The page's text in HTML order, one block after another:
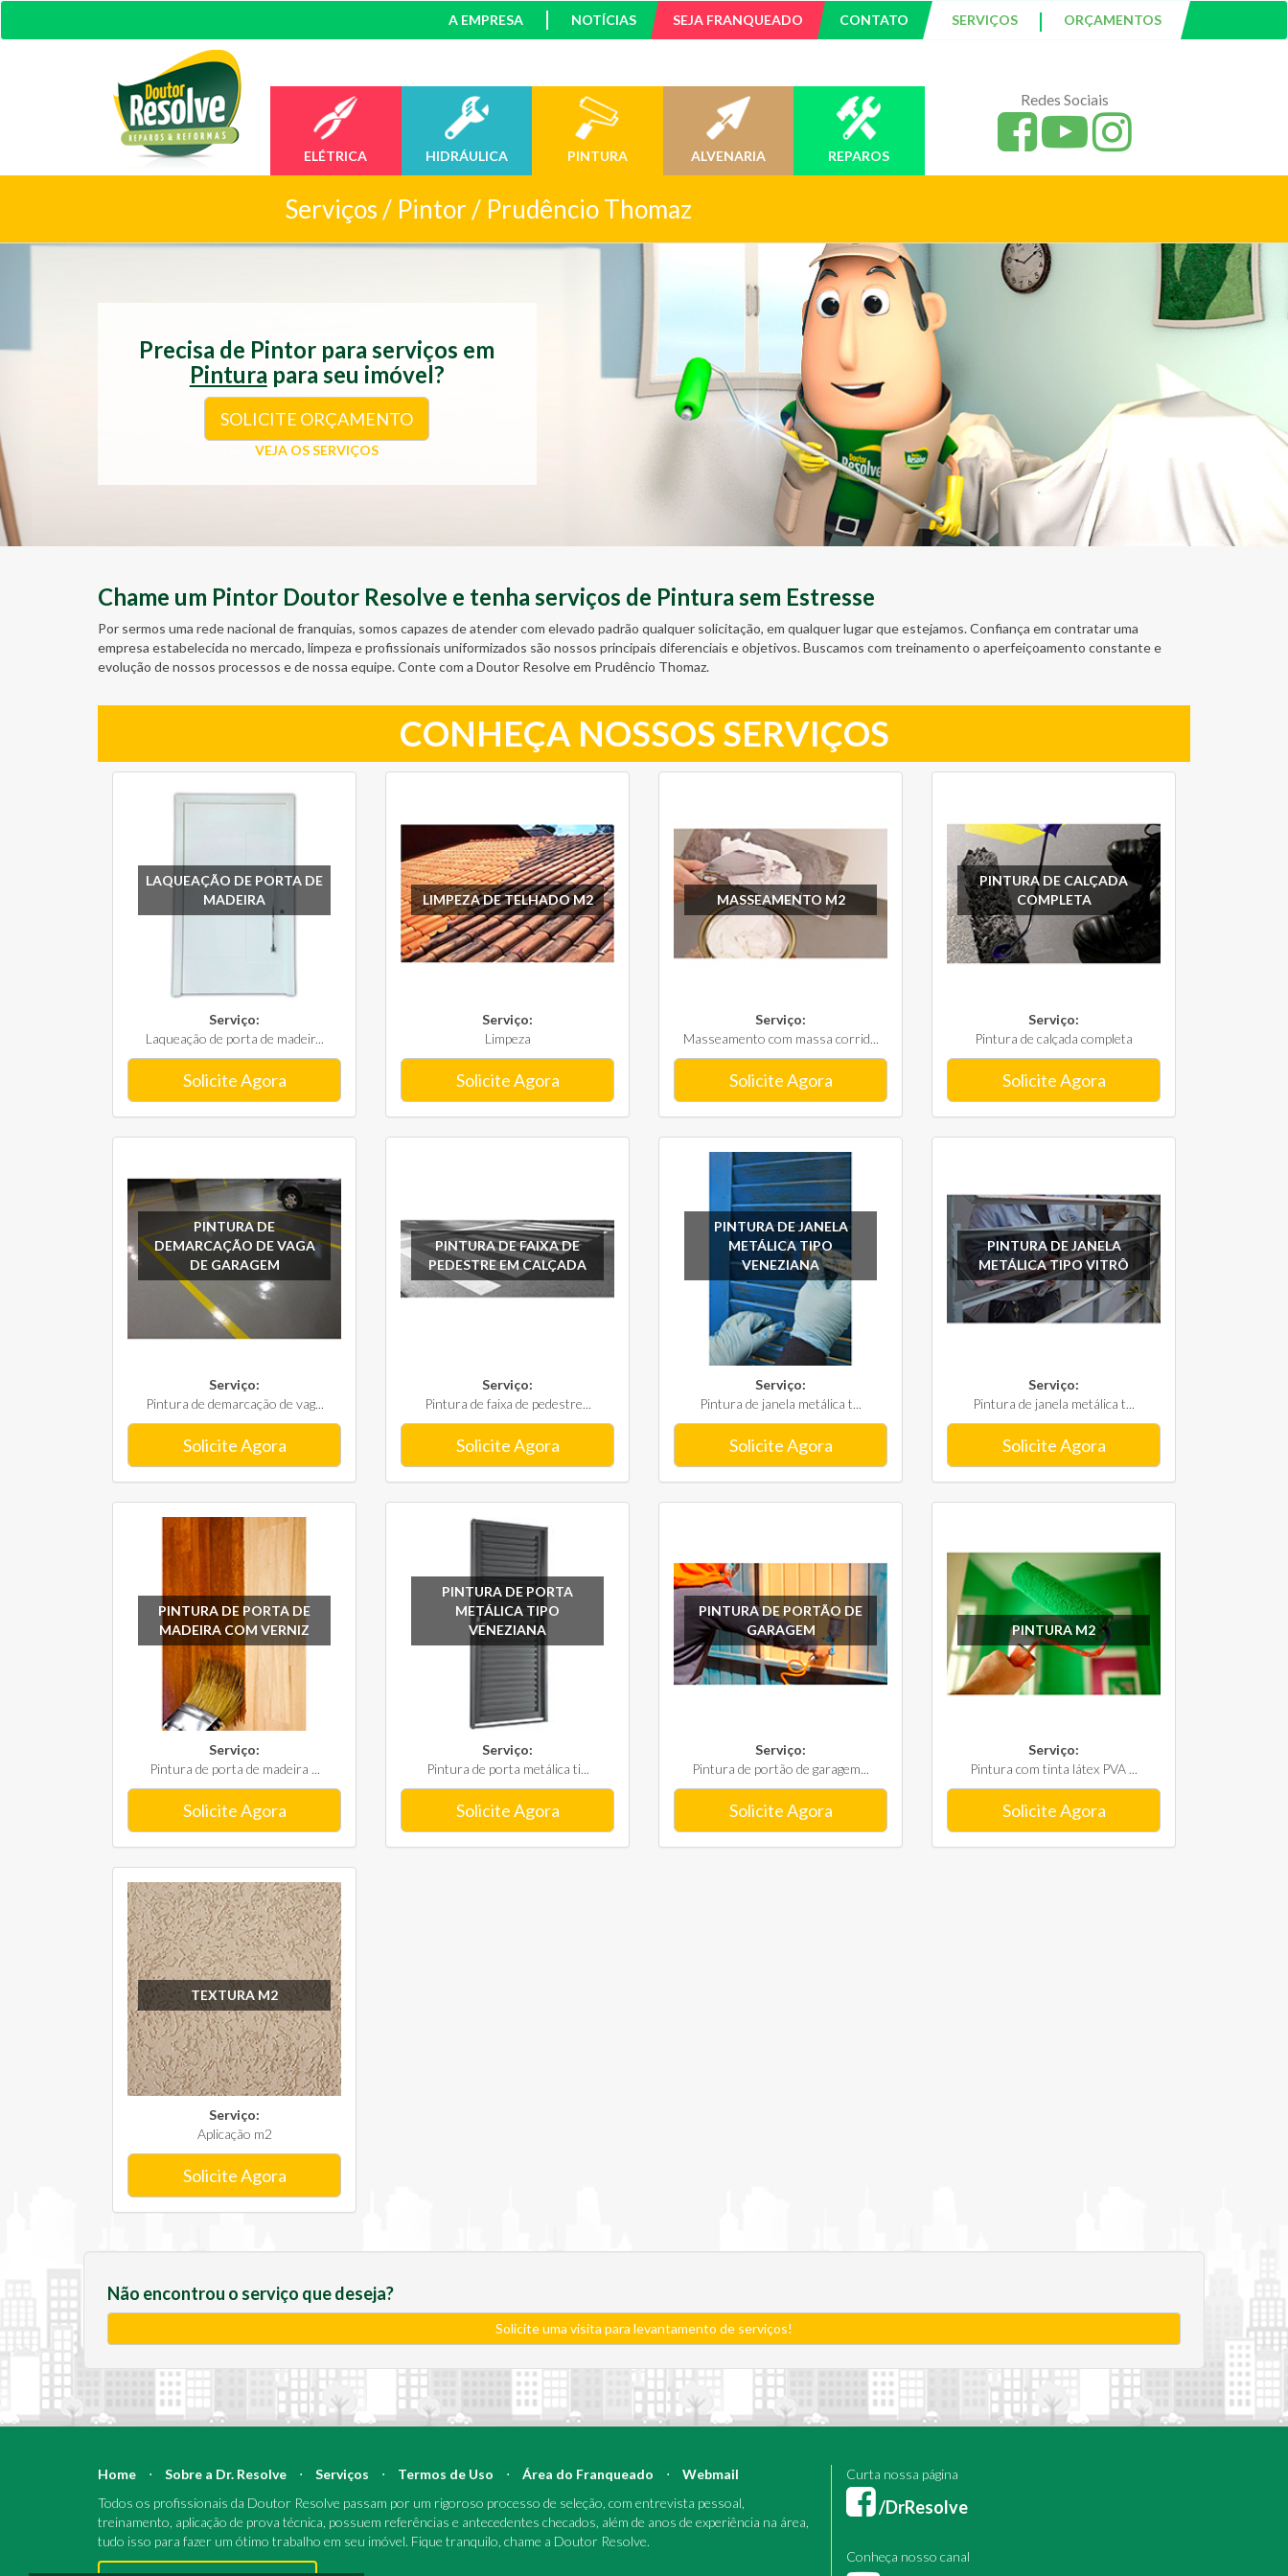
A EMPRESA NOTÍCIAS SEJA FRANQUEADO CONTATO SERVIÇOS | ORÇAMENTOS
ELÉTRICA HIDRÁULICA PINTURA ALVENARIA REPAROS
Redes Sociais
Serviços / Pintor / Prudêncio Thomaz
Precisa de Pintor para serviços em
Pintura para seu imóvel?
SOLICITE ORÇAMENTO
VEJA OS SERVIÇOS
Chame um Pintor Doutor Resolve e tenha serviços de Pintura sem Estresse
Por sermos uma rede nacional de franquias, somos capazes de atender com elevado padrão qualquer solicitação, em qualquer lugar que estejamos. Confiança em contratar uma
empresa estabelecida no mercado, limpeza e profissionais uniformizados são nossos principais diferenciais e objetivos. Buscamos com treinamento o aperfeiçoamento constante e
evolução de nossos processos e de nossa equipe. Conte com a Doutor Resolve em Prudêncio Thomaz.
CONHEÇA NOSSOS SERVIÇOS
LAQUEAÇÃO DE PORTA DE
MADEIRA
Serviço:
Laqueação de porta de madeir...
Solicite Agora
LIMPEZA DE TELHADO M2
Serviço:
Limpeza
Solicite Agora
MASSEAMENTO M2
Serviço:
Masseamento com massa corrid...
Solicite Agora
PINTURA DE CALÇADA
COMPLETA
Serviço:
Pintura de calçada completa
Solicite Agora
PINTURA DE
DEMARCAÇÃO DE VAGA
DE GARAGEM
Serviço:
Pintura de demarcação de vag...
Solicite Agora
PINTURA DE FAIXA DE
PEDESTRE EM CALÇADA
Serviço:
Pintura de faixa de pedestre...
Solicite Agora
PINTURA DE JANELA
METÁLICA TIPO
VENEZIANA
Serviço:
Pintura de janela metálica t...
Solicite Agora
PINTURA DE JANELA
METÁLICA TIPO VITRÔ
Serviço:
Pintura de janela metálica t...
Solicite Agora
PINTURA DE PORTA DE
MADEIRA COM VERNIZ
Serviço:
Pintura de porta de madeira ...
Solicite Agora
PINTURA DE PORTA
METÁLICA TIPO
VENEZIANA
Serviço:
Pintura de porta metálica ti...
Solicite Agora
PINTURA DE PORTÃO DE
GARAGEM
Serviço:
Pintura de portão de garagem...
Solicite Agora
PINTURA M2
Serviço:
Pintura com tinta látex PVA ...
Solicite Agora
TEXTURA M2
Serviço:
Aplicação m2
Solicite Agora
Não encontrou o serviço que deseja?
Solicite uma visita para levantamento de serviços!
Home ⋅ Sobre a Dr. Resolve ⋅ Serviços ⋅ Termos de Uso ⋅ Área do Franqueado ⋅
Webmail
Todos os profissionais da Doutor Resolve passam por um rigoroso processo de seleção, com entrevista pessoal,
treinamento, aplicação de prova técnica, possuem referências e antecedentes checados, além de anos de experiência na área,
tudo isso para fazer um ótimo trabalho em seu imóvel. Fique tranquilo, chame a Doutor Resolve.
Curta nossa página
/DrResolve
Conheça nosso canal